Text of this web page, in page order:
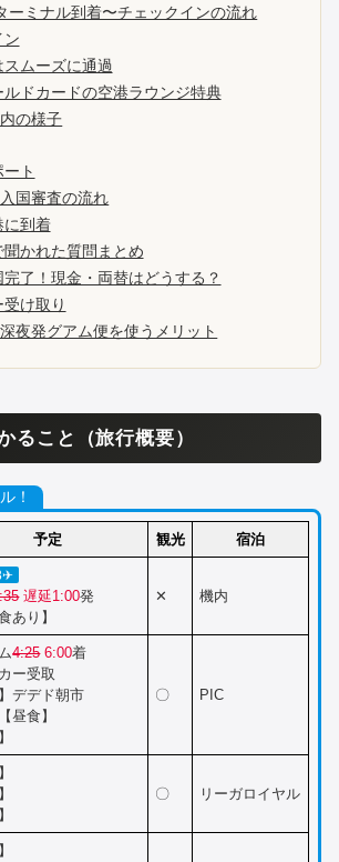
ーミナル到着〜チェックインの流れ
ン
スムーズに通過
ルドカードの空港ラウンジ特典
の様子
ト
国審査の流れ
に到着
聞かれた質問まとめ
完了！現金・両替はどうする？
け取り
夜発グアム便を使うメリット
ること（旅行概要）
！
予定 観光 宿泊
遅延1:00発
あり】
✕ 機内
4:256:00着
ー受取
】デデド朝市
昼食】
〇 PIC
〇 リーガロイヤル